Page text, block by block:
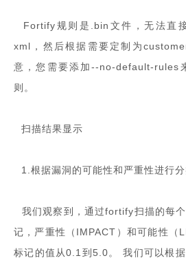
Fortify规则是.bin文件，无法直
xml，然后根据需要定制为
意，您需要添加--no-default-rules
则。
扫描结果显示
1.根据漏洞的可能性和严重性进行
我们观察到，通过fortify扫描的每
记，严重性（IMPACT）和可能性（
标记的值从0.1到5.0。 我们可以根